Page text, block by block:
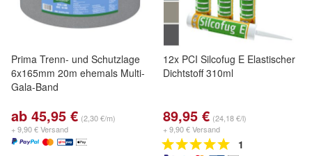
Prima Trenn- und Schutzlage
6x165mm 20m ehemals Multi-
Gala-Band
ab 45,95 € (2,30 €/m)
+ 9,90 € Versand
12x PCI Silcofug E Elastischer
Dichtstoff 310ml
89,95 € (24,18 €/l)
+ 9,90 € Versand
1